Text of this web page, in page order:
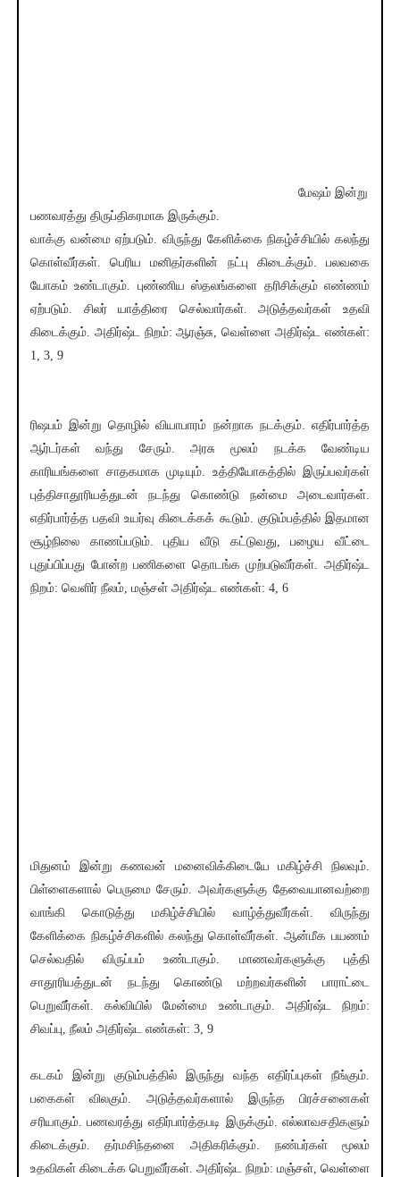
மேஷம் இன்று
பணவரத்து திருப்திகரமாக இருக்கும்.
வாக்கு வன்மை ஏற்படும். விருந்து கேளிக்கை நிகழ்ச்சியில் கலந்து
கொள்வீர்கள். பெரிய மனிதர்களின் நட்பு கிடைக்கும். பலவகை
யோகம் உண்டாகும். புண்ணிய ஸ்தலங்களை தரிசிக்கும் எண்ணம்
ஏற்படும். சிலர் யாத்திரை செல்வார்கள். அடுத்தவர்கள் உதவி
கிடைக்கும். அதிர்ஷ்ட நிறம்: ஆரஞ்சு, வெள்ளை அதிர்ஷ்ட எண்கள்:
1, 3, 9
ரிஷபம் இன்று தொழில் வியாபாரம் நன்றாக நடக்கும். எதிர்பார்த்த
ஆர்டர்கள் வந்து சேரும். அரசு மூலம் நடக்க வேண்டிய
காரியங்களை சாதகமாக முடியும். உத்தியோகத்தில் இருப்பவர்கள்
புத்திசாதூரியத்துடன் நடந்து கொண்டு நன்மை அடைவார்கள்.
எதிர்பார்த்த பதவி உயர்வு கிடைக்கக் கூடும். குடும்பத்தில் இதமான
சூழ்நிலை காணப்படும். புதிய வீடு கட்டுவது, பழைய வீட்டை
புதுப்பிப்பது போன்ற பணிகளை தொடங்க முற்படுவீர்கள். அதிர்ஷ்ட
நிறம்: வெளிர் நீலம், மஞ்சள் அதிர்ஷ்ட எண்கள்: 4, 6
மிதுனம் இன்று கணவன் மனைவிக்கிடையே மகிழ்ச்சி நிலவும்.
பிள்ளைகளால் பெருமை சேரும். அவர்களுக்கு தேவையானவற்றை
வாங்கி கொடுத்து மகிழ்ச்சியில் வாழ்த்துவீர்கள். விருந்து
கேளிக்கை நிகழ்ச்சிகளில் கலந்து கொள்வீர்கள். ஆன்மீக பயணம்
செல்வதில் விருப்பம் உண்டாகும். மாணவர்களுக்கு புத்தி
சாதூரியத்துடன் நடந்து கொண்டு மற்றவர்களின் பாராட்டை
பெறுவீர்கள். கல்வியில் மேன்மை உண்டாகும். அதிர்ஷ்ட நிறம்:
சிவப்பு, நீலம் அதிர்ஷ்ட எண்கள்: 3, 9
கடகம் இன்று குடும்பத்தில் இருந்து வந்த எதிர்ப்புகள் நீங்கும்.
பகைகள் விலகும். அடுத்தவர்களால் இருந்த பிரச்சனைகள்
சரியாகும். பணவரத்து எதிர்பார்த்தபடி இருக்கும். எல்லாவசதிகளும்
கிடைக்கும். தர்மசிந்தனை அதிகரிக்கும். நண்பர்கள் மூலம்
உதவிகள் கிடைக்க பெறுவீர்கள். அதிர்ஷ்ட நிறம்: மஞ்சள், வெள்ளை